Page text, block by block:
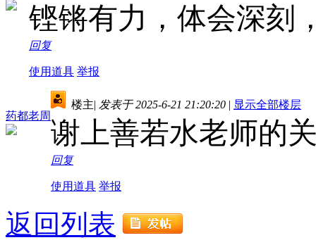
铿锵有力，体会深刻
回复
使用道具 举报
药都老周
楼主| 发表于 2025-6-21 21:20:20 | 显示全部楼层
谢上善若水老师的
回复
使用道具 举报
返回列表